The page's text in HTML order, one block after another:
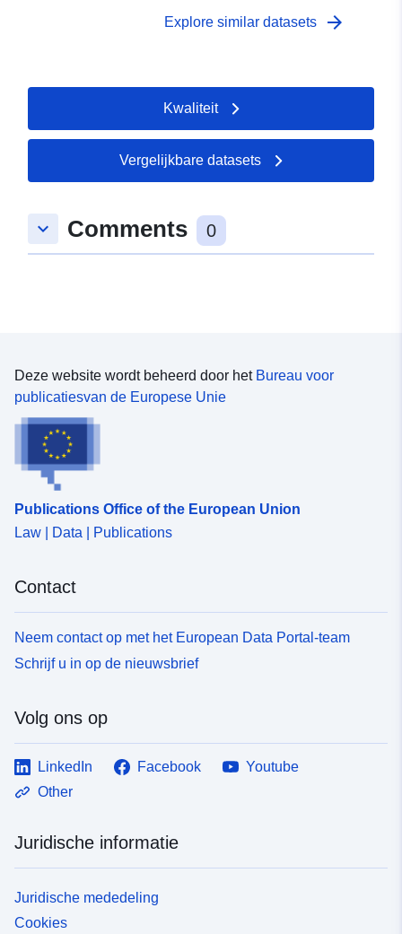
Explore similar datasets arrow_forward
Kwaliteit
Vergelijkbare datasets
keyboard_arrow_down Comments 0
Deze website wordt beheerd door het Bureau voor
publicatiesvan de Europese Unie
Publications Office of the European Union
Law | Data | Publications
Contact
Neem contact op met het European Data Portal-team
Schrijf u in op de nieuwsbrief
Volg ons op
LinkedIn Facebook
Youtube
Other
Juridische informatie
Juridische mededeling
Cookies